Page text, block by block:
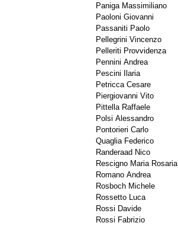
Paniga Massimiliano
Paoloni Giovanni
Passaniti Paolo
Pellegrini Vincenzo
Pelleriti Provvidenza
Pennini Andrea
Pescini Ilaria
Petricca Cesare
Piergiovanni Vito
Pittella Raffaele
Polsi Alessandro
Pontorieri Carlo
Quaglia Federico
Randeraad Nico
Rescigno Maria Rosaria
Romano Andrea
Rosboch Michele
Rossetto Luca
Rossi Davide
Rossi Fabrizio